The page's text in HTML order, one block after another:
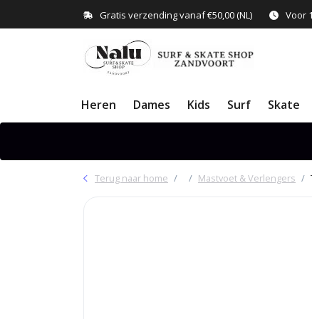
Gratis verzending vanaf €50,00 (NL) Voor
Heren Dames Kids Surf Skate
Terug naar home Mastvoet & Verlengers